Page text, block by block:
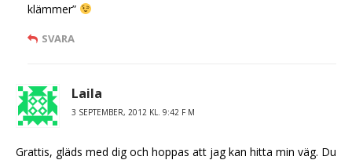
klämmer”
SVARA
Laila
3 SEPTEMBER, 2012 KL. 9:42 F M
Grattis, gläds med dig och hoppas att jag kan hitta min väg. Du